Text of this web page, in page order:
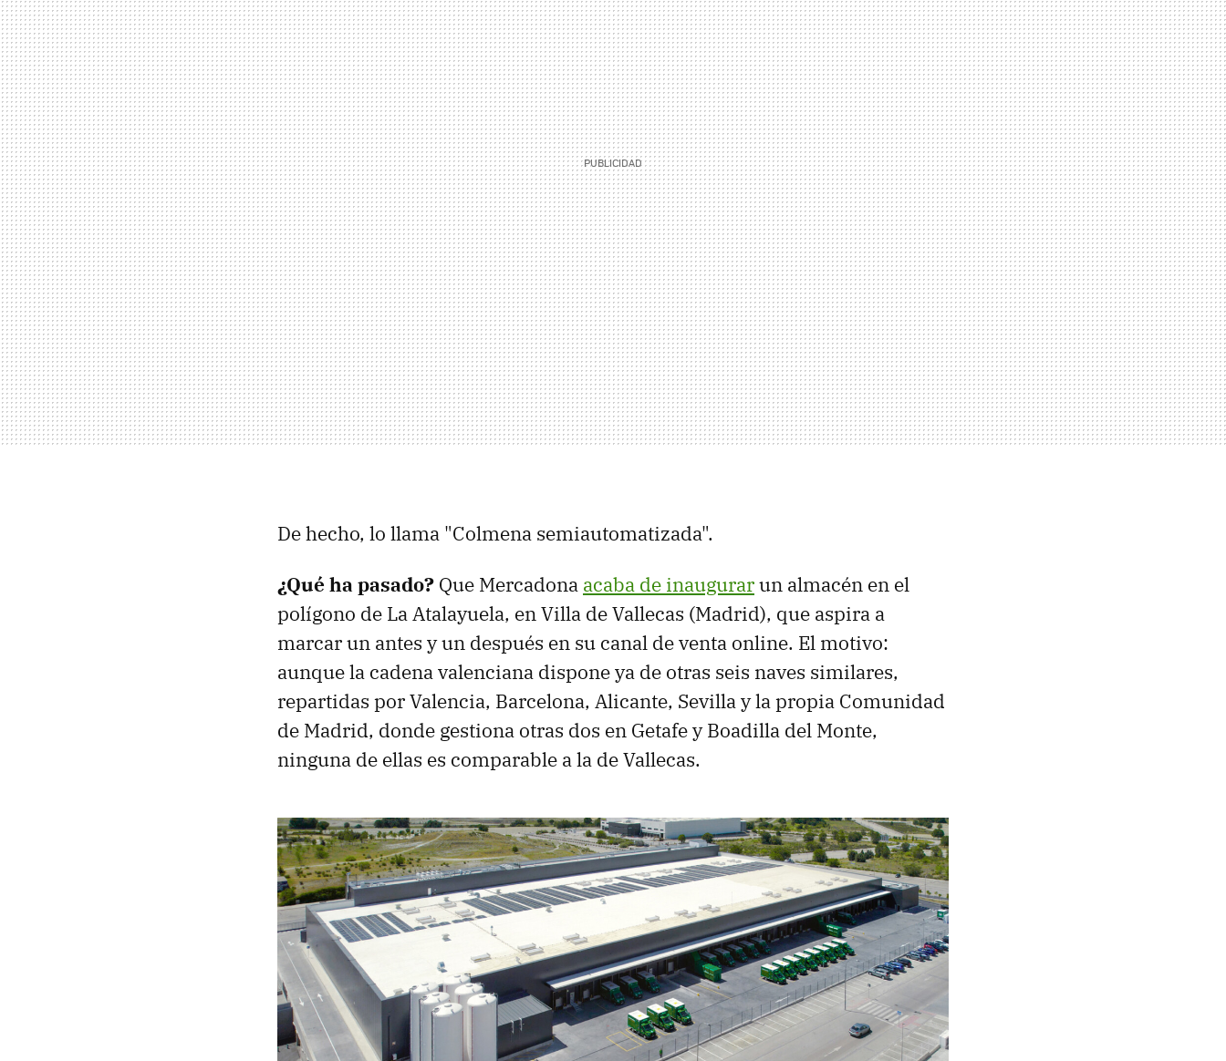
De hecho, lo llama "Colmena semiautomatizada".
¿Qué ha pasado? Que Mercadona acaba de inaugurarun almacén en el
polígono de La Atalayuela, en Villa de Vallecas (Madrid), que aspira a
marcar un antes y un después en su canal de venta online. El motivo:
aunque la cadena valenciana dispone ya de otras seis naves similares,
repartidas por Valencia, Barcelona, Alicante, Sevilla y la propia Comunidad
de Madrid, donde gestiona otras dos en Getafe y Boadilla del Monte,
ninguna de ellas es comparable a la de Vallecas.